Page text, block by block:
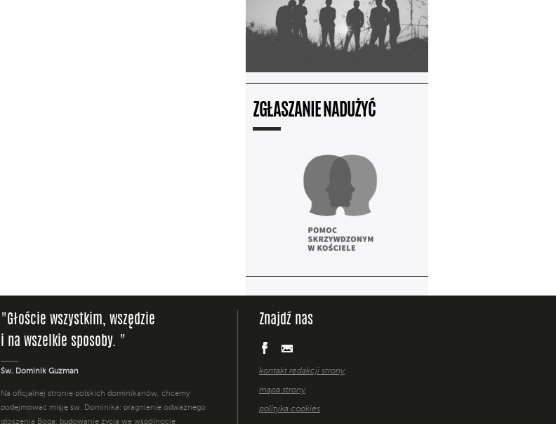
ZGŁASZANIE NADUŻYĆ
"Głoście wszystkim, wszędzie
i na wszelkie sposoby. "
Św. Dominik Guzman
Na oficjalnej stronie polskich dominikanów, chcemy
podejmować misję św. Dominika: pragnienie odważnego
głoszenia Boga, budowanie życia we wspólnocie
Znajdź nas
kontakt redakcji strony
mapa strony
polityka cookies